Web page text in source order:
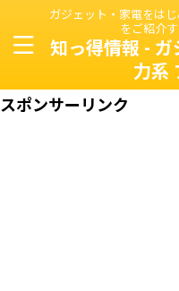
ガジェット・家電をは
をご紹介
知っ得情報 -
力系
スポンサーリンク